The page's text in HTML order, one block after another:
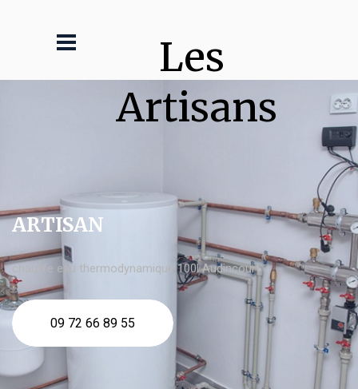
Les
Artisans
ARTISAN
chauffe eau thermodynamique 100l Audincourt
09 72 66 89 55